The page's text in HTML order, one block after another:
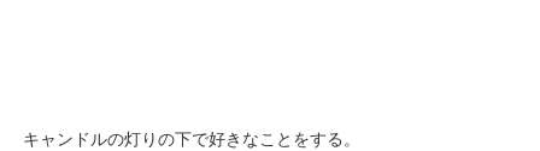
キャンドルの灯りの下で好きなことをする。